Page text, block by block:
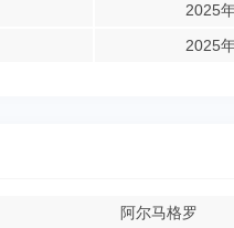
2025
2025
阿尔马格罗